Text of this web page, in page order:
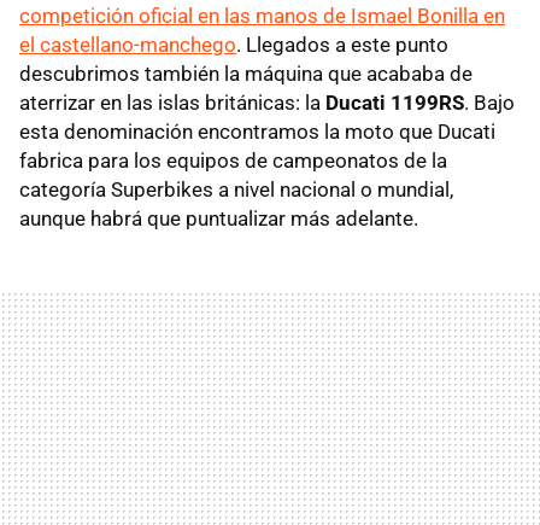
competición oficial en las manos de Ismael Bonilla en
el castellano-manchego. Llegados a este punto
descubrimos también la máquina que acababa de
aterrizar en las islas británicas: la Ducati 1199RS. Bajo
esta denominación encontramos la moto que Ducati
fabrica para los equipos de campeonatos de la
categoría Superbikes a nivel nacional o mundial,
aunque habrá que puntualizar más adelante.